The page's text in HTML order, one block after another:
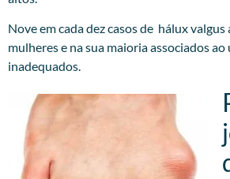
Nove em cada dez casos de hálux valgus
mulheres e na sua maioria associados ao
inadequados.